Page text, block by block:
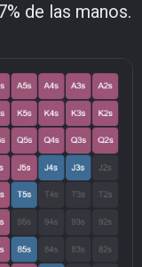
de las manos.